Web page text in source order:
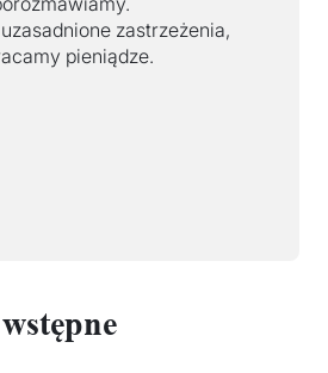
zastrzeżenia,
pieniądze.